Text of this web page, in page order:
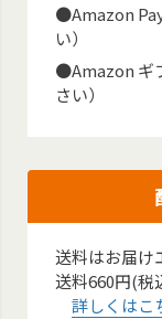
●Amazon
い）
●Amazon ギ
さい）
送料はお届け
送料660円(税
詳しくはこ